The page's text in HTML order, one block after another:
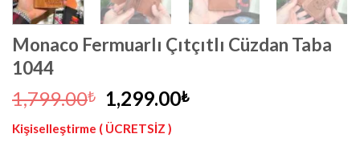
Monaco Fermuarlı Çıtçıtlı Cüzdan Taba
1044
1,799.00₺
Orijinal
fiyat:
1,799.00₺.
1,299.00₺Şu
Kişiselleştirme ( ÜCRETSİZ )